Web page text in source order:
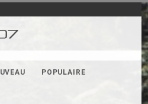
POPULAIRE